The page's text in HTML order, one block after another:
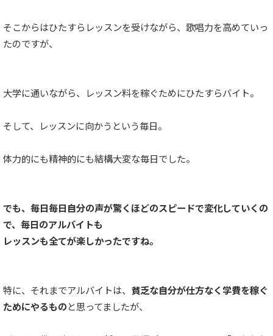
そこからはひたすらレッスンを受けながら、歌唱力を高めていっ
たのですが、
大学に通いながら、レッスン料を稼ぐためにひたすらバイト。
そして、レッスンに向かうという毎日。
体力的にも精神的にも結構大変な毎日でした。
でも、毎日毎日自分の声が驚くほどのスピードで変化していくの
で、毎日のアルバイトも
レッスンも全てが楽しかったですね。
特に、それまでアルバイトは、 貧乏な自分が仕方なく学費を稼ぐ
ためにやるものと思ってましたが、